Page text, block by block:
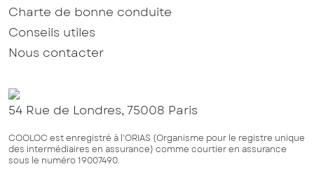
Charte de bonne conduite
Conseils utiles
Nous contacter
54 Rue de Londres, 75008 Paris
COOLOC est enregistré à l’ORIAS (Organisme pour le registre unique
des intermédiaires en assurance) comme courtier en assurance
sous le numéro 19007490.